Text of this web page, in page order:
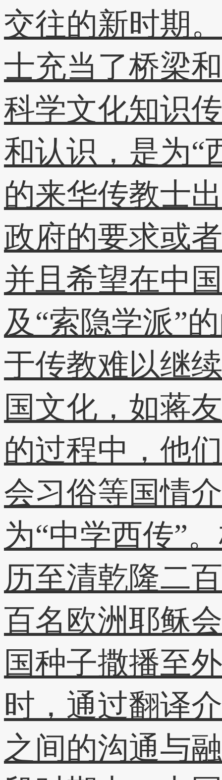
交往的新时期
士充当了桥梁
科学文化知识
和认识，是为“
的来华传教士
政府的要求或
并且希望在中
及“索隐学派”
于传教难以继
国文化，如蒋
的过程中，他
会习俗等国情
为“中学西传”
历至清乾隆二
百名欧洲耶稣
国种子撒播至
时，通过翻译
之间的沟通与